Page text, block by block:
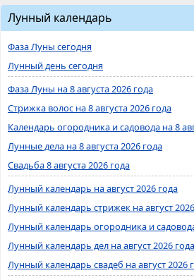
Лунный календарь
Фаза Луны сегодня
Лунный день сегодня
Фаза Луны на 8 августа 2026 года
Стрижка волос на 8 августа 2026 года
Календарь огородника и садовода на 8
Лунные дела на 8 августа 2026 года
Свадьба 8 августа 2026 года
Лунный календарь на август 2026 года
Лунный календарь стрижек на август
Лунный календарь огородника и
Лунный календарь дел на август 2026 года
Лунный календарь свадеб на август 2026